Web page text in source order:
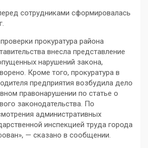
сотрудниками сформировалась
прокуратура района
внесла представление
нарушений закона,
Кроме того, прокуратура в
предприятия возбудила дело
правонарушении по статье о
законодательства. По
административных
инспекцией труда города
— сказано в сообщении.